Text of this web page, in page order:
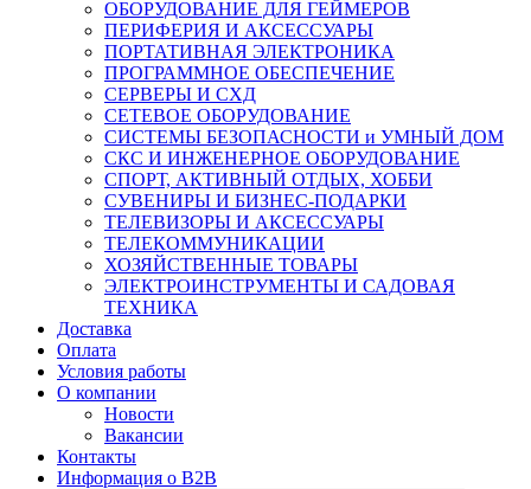
ОБОРУДОВАНИЕ ДЛЯ ГЕЙМЕРОВ
ПЕРИФЕРИЯ И АКСЕССУАРЫ
ПОРТАТИВНАЯ ЭЛЕКТРОНИКА
ПРОГРАММНОЕ ОБЕСПЕЧЕНИЕ
СЕРВЕРЫ И СХД
СЕТЕВОЕ ОБОРУДОВАНИЕ
СИСТЕМЫ БЕЗОПАСНОСТИ и УМНЫЙ ДОМ
СКС И ИНЖЕНЕРНОЕ ОБОРУДОВАНИЕ
СПОРТ, АКТИВНЫЙ ОТДЫХ, ХОББИ
СУВЕНИРЫ И БИЗНЕС-ПОДАРКИ
ТЕЛЕВИЗОРЫ И АКСЕССУАРЫ
ТЕЛЕКОММУНИКАЦИИ
ХОЗЯЙСТВЕННЫЕ ТОВАРЫ
ЭЛЕКТРОИНСТРУМЕНТЫ И САДОВАЯ
ТЕХНИКА
Доставка
Оплата
Условия работы
О компании
Новости
Вакансии
Контакты
Информация о B2B